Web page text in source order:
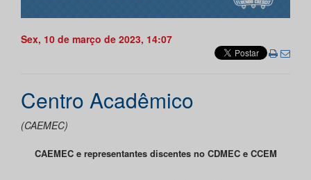
Sex, 10 de março de 2023, 14:07
Centro Acadêmico
(CAEMEC)
CAEMEC e representantes discentes no CDMEC e CCEM